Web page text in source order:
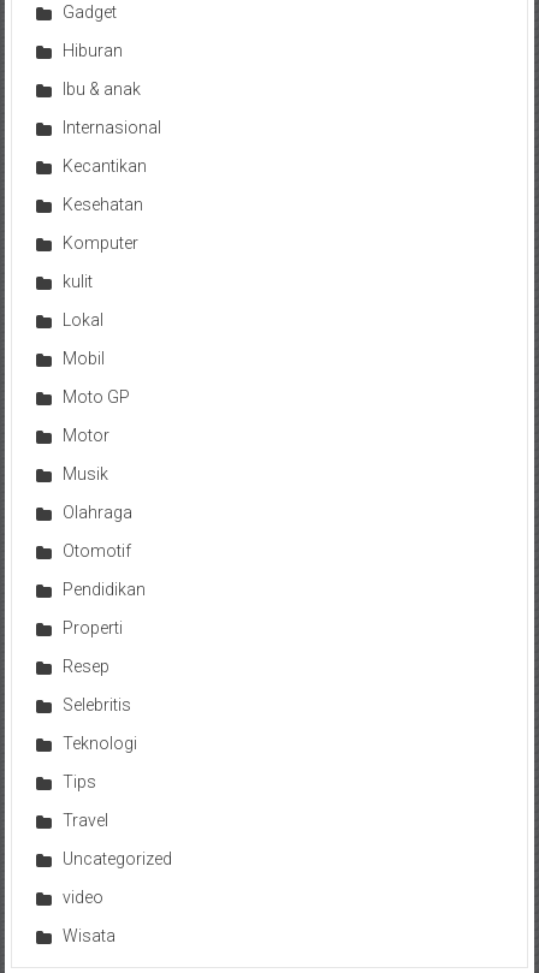
Gadget
Hiburan
Ibu & anak
Internasional
Kecantikan
Kesehatan
Komputer
kulit
Lokal
Mobil
Moto GP
Motor
Musik
Olahraga
Otomotif
Pendidikan
Properti
Resep
Selebritis
Teknologi
Tips
Travel
Uncategorized
video
Wisata